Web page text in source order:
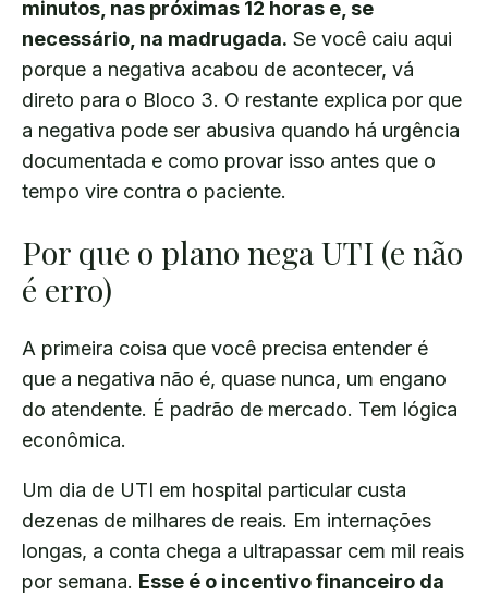
minutos, nas próximas 12 horas e, se
necessário, na madrugada. Se você caiu aqui
porque a negativa acabou de acontecer, vá
direto para o Bloco 3. O restante explica por que
a negativa pode ser abusiva quando há urgência
documentada e como provar isso antes que o
tempo vire contra o paciente.
Por que o plano nega UTI (e não
é erro)
A primeira coisa que você precisa entender é
que a negativa não é, quase nunca, um engano
do atendente. É padrão de mercado. Tem lógica
econômica.
Um dia de UTI em hospital particular custa
dezenas de milhares de reais. Em internações
longas, a conta chega a ultrapassar cem mil reais
por semana. Esse é o incentivo financeiro da